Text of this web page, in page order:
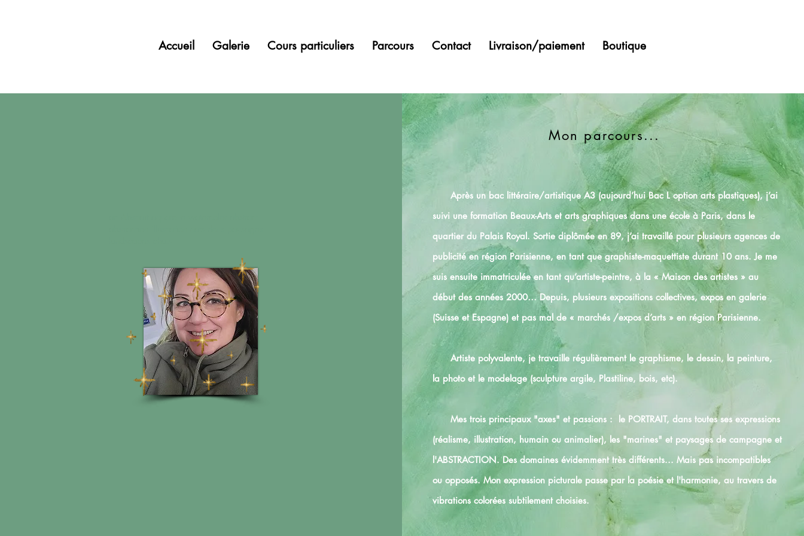
Accueil Galerie Cours particuliers Parcours Contact Livraison/paiement Boutique
Mon parcours...
Après un bac littéraire/artistique A3 (aujourd’hui Bac L option arts plastiques), j’ai
suivi une formation Beaux-Arts et arts graphiques dans une école à Paris, dans le
quartier du Palais Royal. Sortie diplômée en 89, j’ai travaillé pour plusieurs agences de
publicité en région Parisienne, en tant que graphiste-maquettiste durant 10 ans. Je me
suis ensuite immatriculée en tant qu’artiste-peintre, à la « Maison des artistes » au
début des années 2000… Depuis, plusieurs expositions collectives, expos en galerie
(Suisse et Espagne) et pas mal de « marchés /expos d’arts » en région Parisienne.
Artiste polyvalente, je travaille régulièrement le graphisme, le dessin, la peinture,
la photo et le modelage (sculpture argile, Plastiline, bois, etc).
Mes trois principaux "axes" et passions : le PORTRAIT, dans toutes ses expressions
(réalisme, illustration, humain ou animalier), les "marines" et paysages de campagne et
l'ABSTRACTION. Des domaines évidemment très différents... Mais pas incompatibles
ou opposés. Mon expression picturale passe par la poésie et l'harmonie, au travers de
vibrations colorées subtilement choisies.